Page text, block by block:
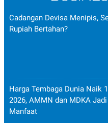
Cadangan Devisa Menipis,
Rupiah Bertahan?
Harga Tembaga Dunia Naik
2026, AMMN dan MDKA
Manfaat